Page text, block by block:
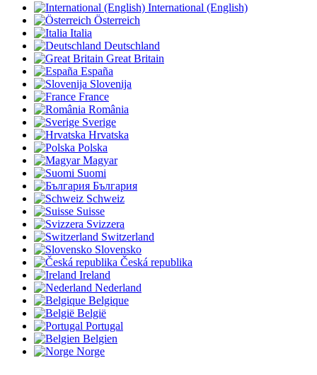
International (English)
Österreich
Italia
Deutschland
Great Britain
España
Slovenija
France
România
Sverige
Hrvatska
Polska
Magyar
Suomi
България
Schweiz
Suisse
Svizzera
Switzerland
Slovensko
Česká republika
Ireland
Nederland
Belgique
België
Portugal
Belgien
Norge